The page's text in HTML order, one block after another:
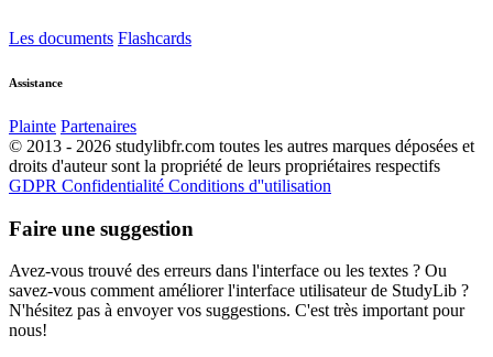
Les documents Flashcards
Assistance
Plainte Partenaires
© 2013 - 2026 studylibfr.com toutes les autres marques déposées et
droits d'auteur sont la propriété de leurs propriétaires respectifs
GDPR Confidentialité Conditions d''utilisation
Faire une suggestion
Avez-vous trouvé des erreurs dans l'interface ou les textes ? Ou
savez-vous comment améliorer l'interface utilisateur de StudyLib ?
N'hésitez pas à envoyer vos suggestions. C'est très important pour
nous!